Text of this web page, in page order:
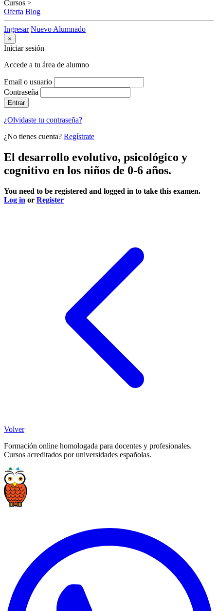
Cursos >
Oferta Blog
Ingresar Nuevo Alumnado
×
Iniciar sesión
Accede a tu área de alumno
Email o usuario
Contraseña
Entrar
¿Olvidaste tu contraseña?
¿No tienes cuenta? Regístrate
El desarrollo evolutivo, psicológico y
cognitivo en los niños de 0-6 años.
You need to be registered and logged in to take this examen.
Log in or Register
Volver
Formación online homologada para docentes y profesionales.
Cursos acreditados por universidades españolas.